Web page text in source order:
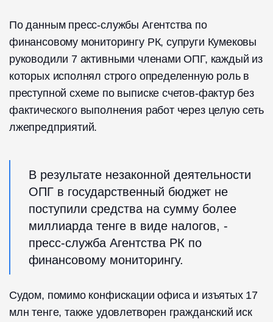
По данным пресс-службы Агентства по
финансовому мониторингу РК, супруги Кумековы
руководили 7 активными членами ОПГ, каждый из
которых исполнял строго определенную роль в
преступной схеме по выписке счетов-фактур без
фактического выполнения работ через целую сеть
лжепредприятий.
В результате незаконной деятельности
ОПГ в государственный бюджет не
поступили средства на сумму более
миллиарда тенге в виде налогов, -
пресс-служба Агентства РК по
финансовому мониторингу.
Судом, помимо конфискации офиса и изъятых 17
млн тенге, также удовлетворен гражданский иск